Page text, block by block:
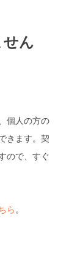
せん
個人の方の
きます。契
ので、すぐ
ら 。